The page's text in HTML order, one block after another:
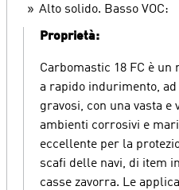
Alto solido. Basso VOC:
Proprietà:
Carbomastic 18 FC è
a rapido indurimento,
gravosi, con una vasta
ambienti corrosivi e
eccellente per la
scafi delle navi, di item
casse zavorra. Le